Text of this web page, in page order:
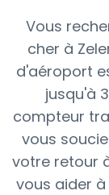
Vous
cher à
d'aéroport
jusqu'à
compteur
vous
votre retour
vous aider